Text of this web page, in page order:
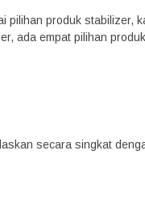
pilihan produk stabilizer,
ada empat pilihan
secara singkat